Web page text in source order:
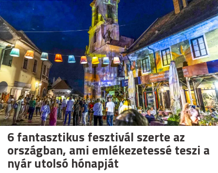
6 fantasztikus fesztivál szerte az
országban, ami emlékezetessé teszi a
nyár utolsó hónapját